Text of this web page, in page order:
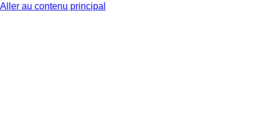
Aller au contenu principal